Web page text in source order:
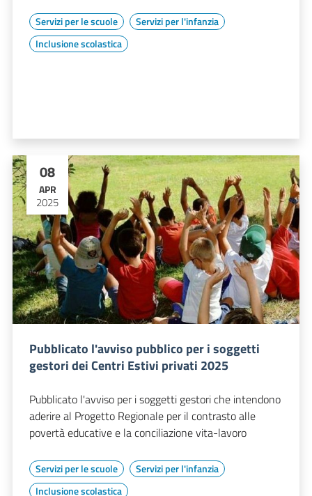
Servizi per le scuole
Servizi per l'infanzia
Inclusione scolastica
08
APR
2025
Pubblicato l'avviso pubblico per i soggetti
gestori dei Centri Estivi privati 2025
Pubblicato l'avviso per i soggetti gestori che intendono
aderire al Progetto Regionale per il contrasto alle
povertà educative e la conciliazione vita-lavoro
Servizi per le scuole
Servizi per l'infanzia
Inclusione scolastica